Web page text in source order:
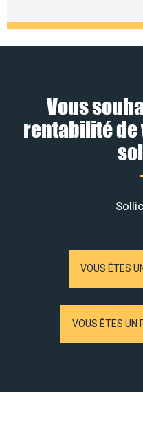
Vous
rentabilité
VOUS ÊTES
VOUS ÊTES UN